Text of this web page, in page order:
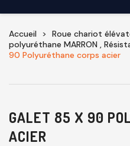
Accueil Roue chariot
polyuréthane MARRON ,
90 Polyuréthane corps acier
GALET 85 X 90
ACIER